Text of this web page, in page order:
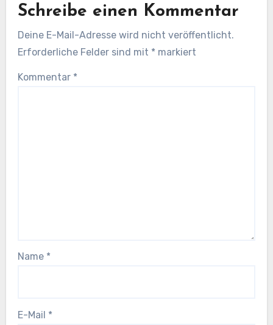
Schreibe einen Kommentar
Deine E-Mail-Adresse wird nicht veröffentlicht.
Erforderliche Felder sind mit * markiert
Kommentar *
Name *
E-Mail *